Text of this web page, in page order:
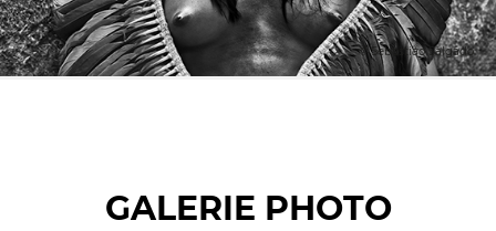
© Sebastião Salgado
GALERIE PHOTO